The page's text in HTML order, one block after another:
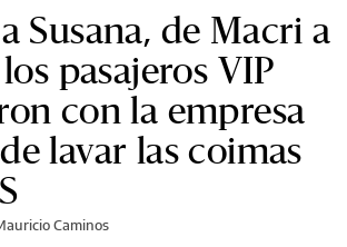
Susana, de Macri a
pasajeros VIP
con la empresa
lavar las coimas
Caminos